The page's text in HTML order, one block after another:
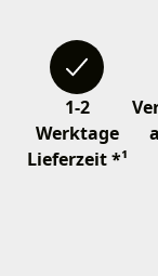
1-2
Werktage
Lieferzeit *¹